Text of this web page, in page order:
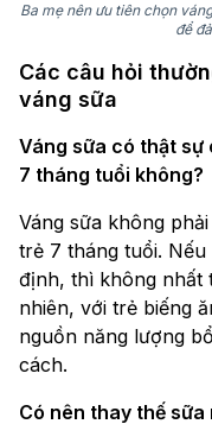
Ba mẹ nên ưu tiên chọn
để
Các câu hỏi
váng sữa
Váng sữa có thật
7 tháng tuổi không?
Váng sữa không
trẻ 7 tháng tuổi.
định, thì không nhất
nhiên, với trẻ biếng
nguồn năng lượng
cách.
Có nên thay thế sữa